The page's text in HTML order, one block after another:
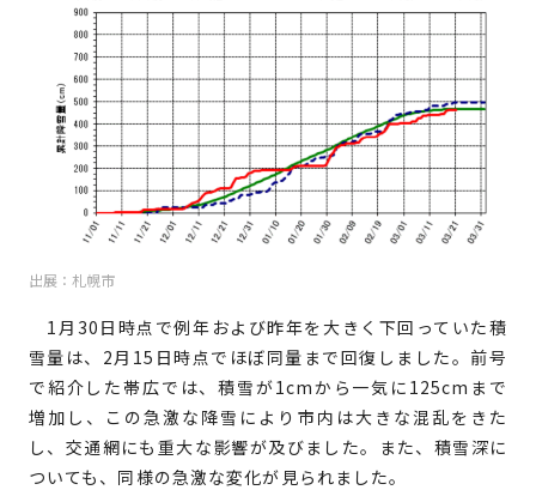
出展：札幌市
1月30日時点で例年および昨年を大きく下回っていた積
雪量は、2月15日時点でほぼ同量まで回復しました。前号
で紹介した帯広では、積雪が1cmから一気に125cmまで
増加し、この急激な降雪により市内は大きな混乱をきた
し、交通網にも重大な影響が及びました。また、積雪深に
ついても、同様の急激な変化が見られました。